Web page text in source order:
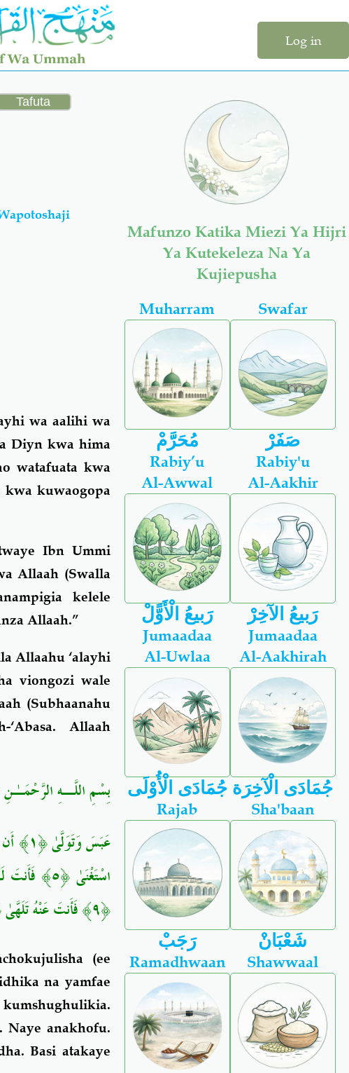
Log in
wa aalihi wa
Diyn kwa hima
watafuata kwa
kuwaogopa
Ibn Ummi
Allaah (Swalla
kelele
Allaah.”
Allaahu ‘alayhi
viongozi wale
(Subhaanahu
Allaah
بِسْمِ اللَّـهِ الرَّحْمَـٰنِ
عَبَسَ وَتَوَلَّىٰ ﴿١﴾
﴿٩﴾ فَأَنتَ عَنْهُ تَلَهَّىٰ ﴿١٠﴾ كَلَّا إِنَّهَا تَذْكِرَةٌ ﴿١١﴾ فَمَن شَاءَ ذَكَرَهُ ﴿١٢﴾
(ee
na yamfae
anakhofu.
Basi atakaye
Mafunzo Katika Miezi Ya Hijri
Ya Kutekeleza Na Ya
Kujiepusha
Muharram
مُحَرَّمْ
Swafar
صَفَرْ
Rabiy’u
Al-Awwal
رَبيعُ الْأَوًّلْ
Rabiy'u
Al-Aakhir
رَبيعُ الآخِرْ
Jumaadaa
Al-Uwlaa
جُمَادَى الْأُوْلَى
Jumaadaa
Al-Aakhirah
جُمَادَى الْآخِرَة
Rajab
رَجَبْ
Sha'baan
شَعْبَانْ
Ramadhwaan Shawwaal